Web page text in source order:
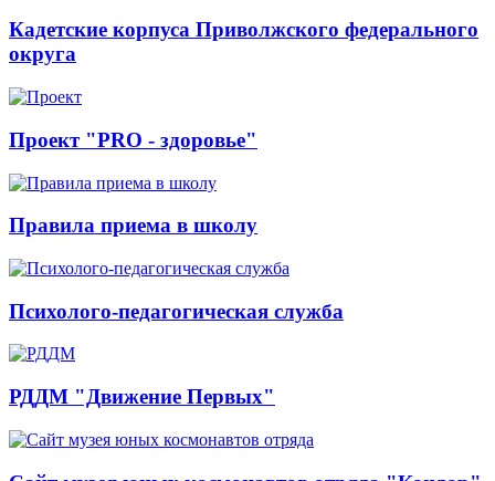
Кадетские корпуса Приволжского федерального
округа
Проект "PRO - здоровье"
Правила приема в школу
Психолого-педагогическая служба
РДДМ "Движение Первых"